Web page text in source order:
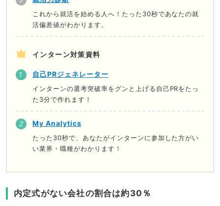
これから就活を始める人へ！たった30秒であなたの就
活偏差値がわかります。
インターン対策資料
自己PRジェネレーター
インターンの選考突破率をグンと上げる自己PRをたっ
た3分で作れます！
My Analytics
たった30秒で、あなたがインターンに参加した方がい
い業界・職種がわかります！
内定式がない会社の割合は約30％